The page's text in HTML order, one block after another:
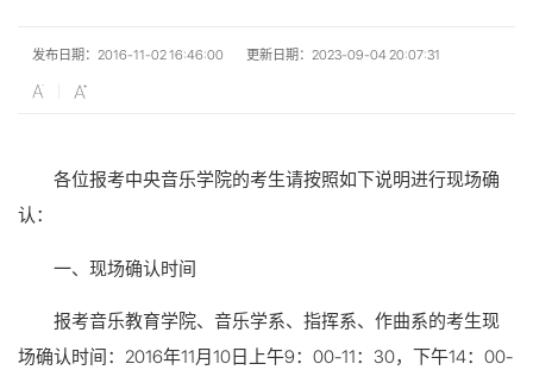
发布日期：2016-11-02 16:46:00 更新日期：2023-09-04 20:07:31
各位报考中央音乐学院的考生请按照如下说明进行现场确
认：
一、现场确认时间
报考音乐教育学院、音乐学系、指挥系、作曲系的考生现
场确认时间：2016年11月10日上午9：00-11：30，下午14：00-